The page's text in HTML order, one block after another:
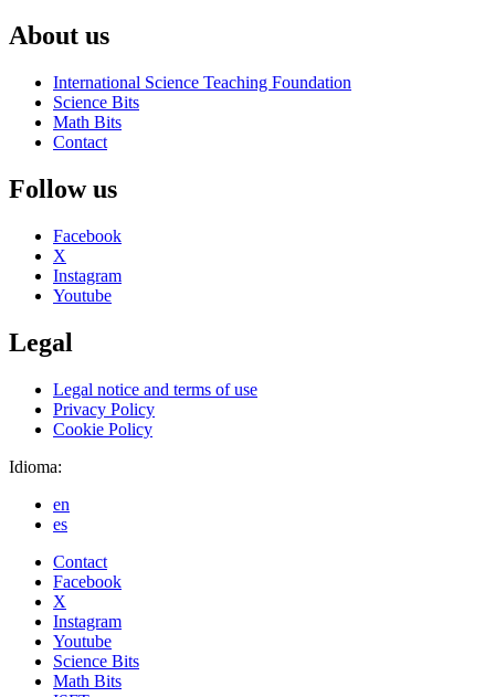
About us
International Science Teaching Foundation
Science Bits
Math Bits
Contact
Follow us
Facebook
X
Instagram
Youtube
Legal
Legal notice and terms of use
Privacy Policy
Cookie Policy
Idioma:
en
es
Contact
Facebook
X
Instagram
Youtube
Science Bits
Math Bits